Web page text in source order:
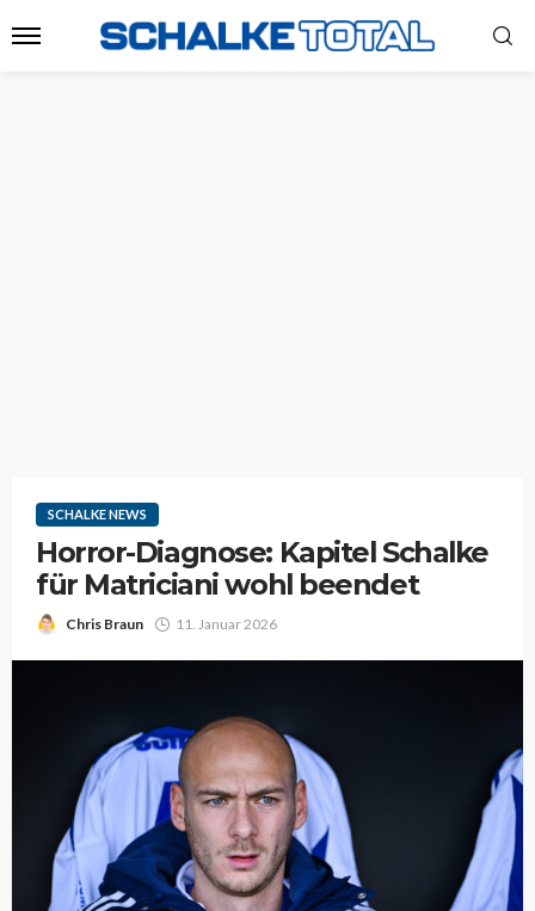
SCHALKE NEWS
Horror-Diagnose: Kapitel Schalke
für Matriciani wohl beendet
Chris Braun 11. Januar 2026